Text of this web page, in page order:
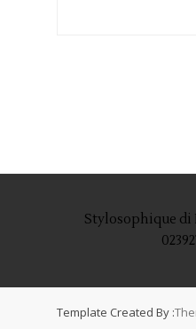
Stylosophique di
Template Created By :